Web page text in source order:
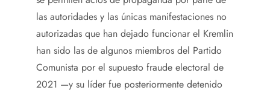
las autoridades y las únicas manifestaciones no
autorizadas que han dejado funcionar el Kremlin
han sido las de algunos miembros del Partido
Comunista por el supuesto fraude electoral de
2021 —y su líder fue posteriormente detenido